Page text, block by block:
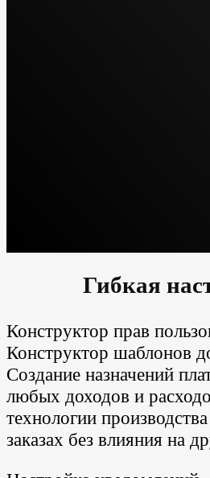
Гибкая
Конструктор прав
Конструктор шаблонов
Создание назначений
любых доходов и
технологии
заказах без влияния на